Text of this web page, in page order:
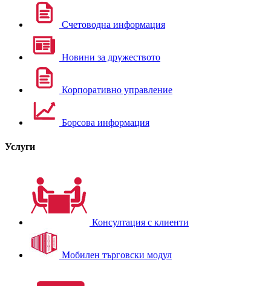
Счетоводна информация
Новини за дружеството
Корпоративно управление
Борсова информация
Услуги
Консултация с клиенти
Мобилен търговски модул